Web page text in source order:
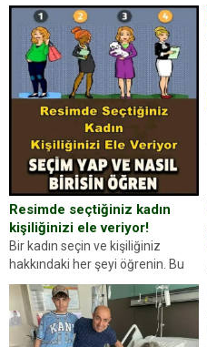
Resimde seçtiğiniz kadın
kişiliğinizi ele veriyor!
Bir kadın seçin ve kişiliğiniz
hakkındaki her şeyi öğrenin. Bu
kez karşınıza oldukça farklı bir
kişilik testiyle çıkıyoruz. Resimde
gördüğünüz kadın figürlerinden
dikkatinizi en...